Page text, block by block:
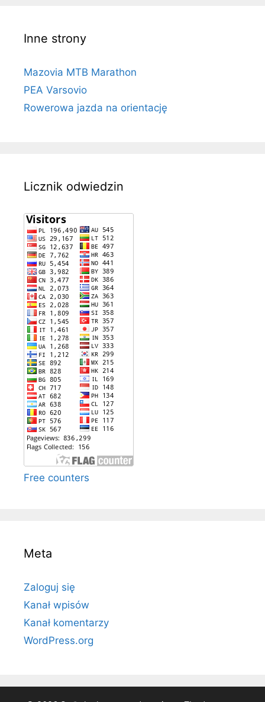
Inne strony
Mazovia MTB Marathon
PEA Varsovio
Rowerowa jazda na orientację
Licznik odwiedzin
Free counters
Meta
Zaloguj się
Kanał wpisów
Kanał komentarzy
WordPress.org